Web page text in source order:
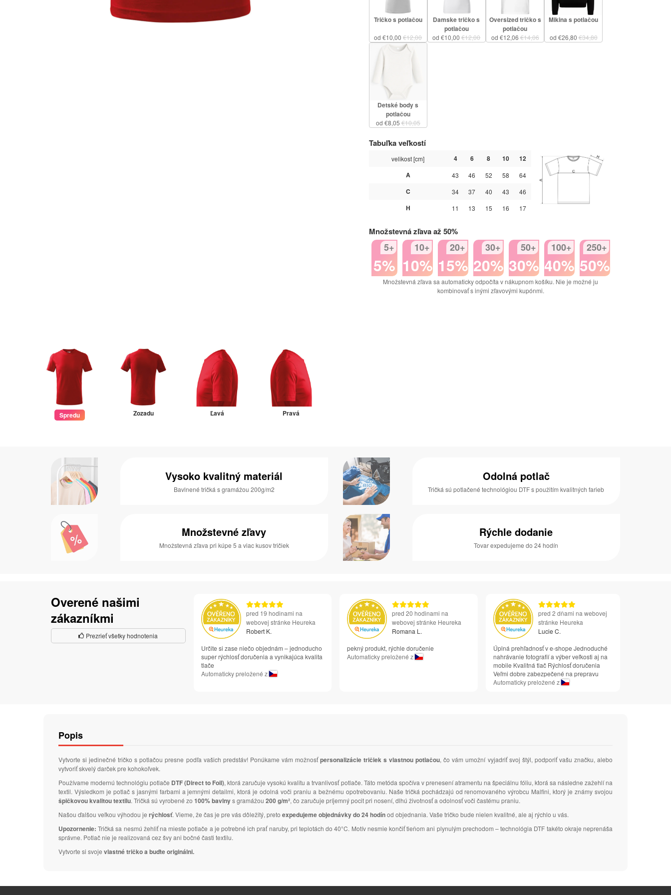
Spredu Zozadu Ľavá Pravá
Tričko s potlačou
od €10,00€12,00
Damske tričko s
potlačou
od €10,00€12,00
Oversized tričko s
potlačou
od €12,06€14,06
Mikina s potlačou
od €26,80 €34,80
Detské body s
potlačou
od €8,05 €10,05
Tabuľka veľkostí
velikost [cm] 4 6 8 10
12
A
43 46 52 58 64
C 34 37 40 43 46
H 11 13 15 16 17
Množstevná zľava až 50%
5+
5%
10+
10%
20+
15%
30+
20%
50+
30%
100+
40%
250+
50%
Množstevná zľava sa automaticky odpočíta v nákupnom košíku. Nie je možné ju
kombinovať s inými zľavovými kupónmi.
Vysoko kvalitný materiál
Bavlnené tričká s gramážou 200g/m2
Odolná potlač
Tričká sú potlačené technológiou DTF s použitím kvalitných farieb
Množstevné zľavy
Množstevná zľava pri kúpe 5 a viac kusov tričiek
Rýchle dodanie
Tovar expedujeme do 24 hodín
Overené našimi
zákazníkmi
Prezrieť všetky hodnotenia
pred 19 hodinami na
webovej stránke Heureka
Robert K.
Určite si zase niečo objednám – jednoducho
super rýchlosť doručenia a vynikajúca kvalita
tlače
Automaticky preložené z
pred 20 hodinami na
webovej stránke Heureka
Romana L.
pekný produkt, rýchle doručenie
Automaticky preložené z
pred 2 dňami na webovej
stránke Heureka
Lucie C.
Úplná prehľadnosť v e-shope Jednoduché
nahrávanie fotografií a výber veľkosti aj na
mobile Kvalitná tlač Rýchlosť doručenia
Veľmi dobre zabezpečené na prepravu
Automaticky preložené z
Popis
Vytvorte si jedinečné tričko s potlačou presne podľa vašich predstáv! Ponúkame vám možnosťpersonalizácie tričiek s vlastnou potlačou, čo vám umožní vyjadriť svoj štýl, podporiť vašu značku, alebo
vytvoriť skvelý darček pre kohokoľvek.
Používame modernú technológiu potlače DTF (Direct to Foil), ktorá zaručuje vysokú kvalitu a trvanlivosť potlače. Táto metóda spočíva v prenesení atramentu na špeciálnu fóliu, ktorá sa následne zažehlí na
textil. Výsledkom je potlač s jasnými farbami a jemnými detailmi, ktorá je odolná voči praniu a bežnému opotrebovaniu. Naše tričká pochádzajú od renomovaného výrobcu Malfini, ktorý je známy svojou
špičkovou kvalitou textilu. Tričká sú vyrobené zo 100% bavlnys gramážou 200 g/m², čo zaručuje príjemný pocit pri nosení, dlhú životnosť a odolnosť voči častému praniu.
Našou ďalšou veľkou výhodou je rýchlosť. Vieme, že čas je pre vás dôležitý, preto expedujeme objednávky do 24 hodínod objednania. Vaše tričko bude nielen kvalitné, ale aj rýchlo u vás.
Upozornenie: Tričká sa nesmú žehliť na mieste potlače a je potrebné ich prať naruby, pri teplotách do 40°C. Motív nesmie končiť tieňom ani plynulým prechodom – technológia DTF takéto okraje neprenáša
správne. Potlač nie je realizovaná cez švy ani bočné časti textilu.
Vytvorte si svoje vlastné tričko a buďte originálni.